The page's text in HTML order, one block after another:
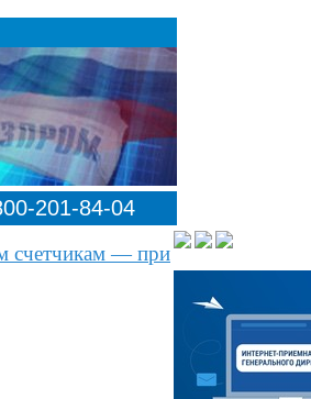
201-84-04
счетчикам — при